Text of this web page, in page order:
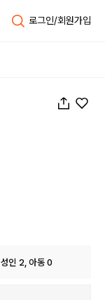
로그인/회원가입
성인 2, 아동 0